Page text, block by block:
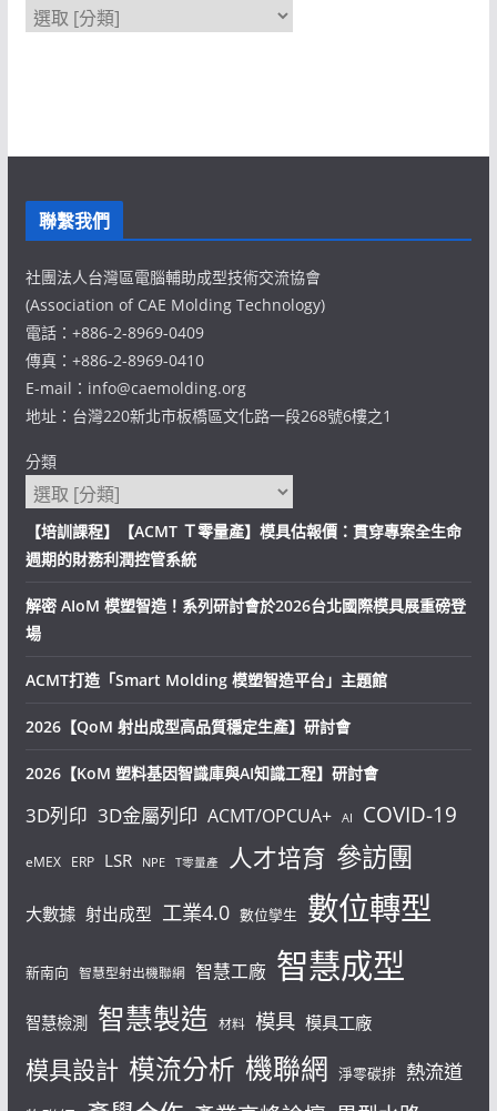
聯繫我們
社團法人台灣區電腦輔助成型技術交流協會
(Association of CAE Molding Technology)
電話：+886-2-8969-0409
傳真：+886-2-8969-0410
E-mail：info@caemolding.org
地址：台灣220新北市板橋區文化路一段268號6樓之1
分類
【培訓課程】【ACMT Ｔ零量產】模具估報價：貫穿專案全生命
週期的財務利潤控管系統
解密 AIoM 模塑智造！系列研討會於2026台北國際模具展重磅登
場
ACMT打造「Smart Molding 模塑智造平台」主題館
2026【QoM 射出成型高品質穩定生產】研討會
2026【KoM 塑料基因智識庫與AI知識工程】研討會
3D列印 3D金屬列印 ACMT/OPCUA+ AI COVID-19
eMEX ERP LSR NPE T零量產 人才培育 參訪團
大數據 射出成型 工業4.0 數位孿生 數位轉型
新南向 智慧型射出機聯網 智慧工廠 智慧成型
智慧檢測 智慧製造 材料 模具 模具工廠
模具設計 模流分析 機聯網 淨零碳排 熱流道